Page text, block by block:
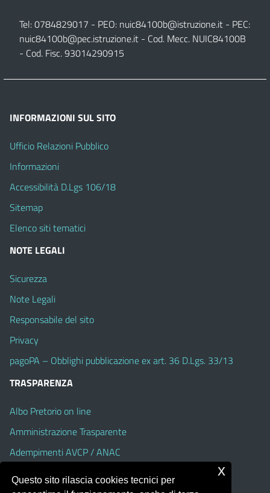
Tel: 0784829017 - PEO: nuic84100b@istruzione.it - PEC:
nuic84100b@pec.istruzione.it - Cod. Mecc. NUIC84100B
- Cod. Fisc. 93014290915
INFORMAZIONI SUL SITO
Ufficio Relazioni Pubblico
Informazioni
Accessibilità D.Lgs 106/18
Sitemap
Elenco siti tematici
NOTE LEGALI
Sicurezza
Note Legali
Responsabile del sito
Privacy
pagoPA – Obblighi pubblicazione ex art. 36 D.Lgs. 33/13
TRASPARENZA
Albo Pretorio on line
Amministrazione Trasparente
Adempimenti AVCP / ANAC
Questo sito rilascia cookies tecnici per
x